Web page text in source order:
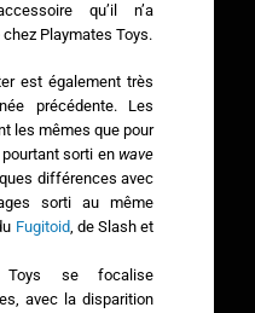
qu’il n’a
Playmates Toys.
est également très
précédente. Les
les mêmes que pour
pourtant sorti enwave
différences avec
sorti au même
Fugitoid, de Slash et
Toys se focalise
avec la disparition